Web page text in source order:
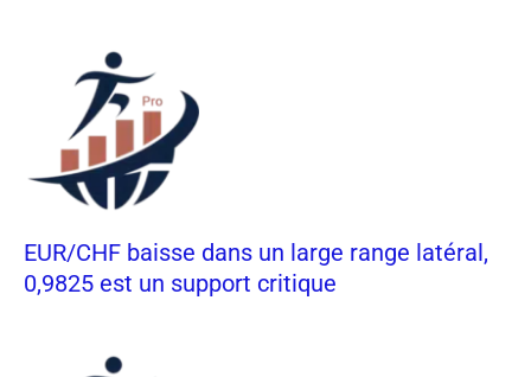
EUR/CHF baisse dans un large range latéral,
0,9825 est un support critique